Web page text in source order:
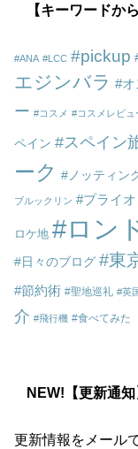
【キーワードか
ANA LCC pickup
エジンバラ オ
ー
コスメ コスメレビュ
ペイン スペイン
ーク
ノッティン
ブルックリン プライ
ロケ地 ロン
日々のブログ 東
節約術 聖地巡礼 英
介
飛行機 食べてみた
NEW!【更新通知
更新情報をメール